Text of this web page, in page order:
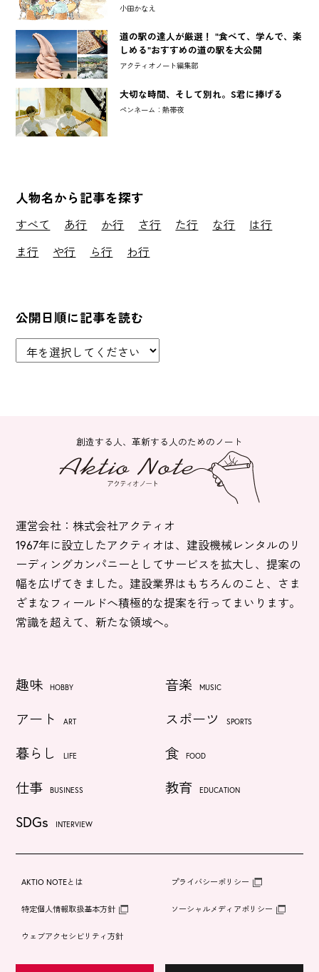
小田かなえ
道の駅の達人が厳選！ "食べて、学んで、楽
しめる"おすすめの道の駅を大公開
アクティオノート編集部
大切な時間、そして別れ。S君に捧げる
ペンネーム：熱帯夜
人物名から記事を探す
すべて あ行 か行 さ行 た行 な行
は行
ま行
や行 ら行 わ行
公開日順に記事を読む
創造する人、革新する人のためのノート
運営会社：株式会社アクティオ
1967年に設立したアクティオは、建設機械レンタルのリ
ーディングカンパニーとしてサービスを拡大し、提案の
幅を広げてきました。建設業界はもちろんのこと、さま
ざまなフィールドへ積極的な提案を行ってまいります。
常識を超えて、新たな領域へ。
趣味 HOBBY 音楽 MUSIC
アート ART スポーツ SPORTS
暮らし LIFE 食 FOOD
仕事 BUSINESS 教育 EDUCATION
SDGs INTERVIEW
AKTIO NOTEとは プライバシーポリシー
特定個人情報取扱基本方針 ソーシャルメディアポリシー
ウェブアクセシビリティ方針